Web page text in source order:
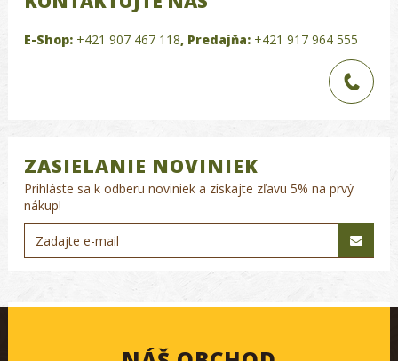
E-Shop: +421 907 467 118, Predajňa: +421 917 964 555
ZASIELANIE NOVINIEK
Prihláste sa k odberu noviniek a získajte zľavu 5% na prvý
nákup!